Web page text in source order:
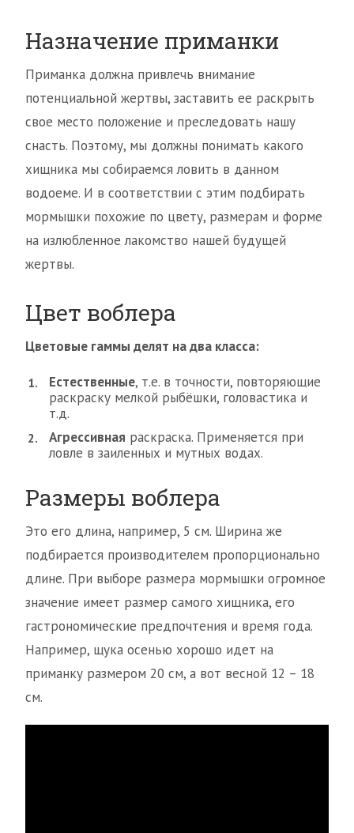
Назначение приманки
Приманка должна привлечь внимание
потенциальной жертвы, заставить ее раскрыть
свое место положение и преследовать нашу
снасть. Поэтому, мы должны понимать какого
хищника мы собираемся ловить в данном
водоеме. И в соответствии с этим подбирать
мормышки похожие по цвету, размерам и форме
на излюбленное лакомство нашей будущей
жертвы.
Цвет воблера
Цветовые гаммы делят на два класса:
Естественные, т.е. в точности, повторяющие
раскраску мелкой рыбёшки, головастика и
т.д.
Агрессивная раскраска. Применяется при
ловле в заиленных и мутных водах.
Размеры воблера
Это его длина, например, 5 см. Ширина же
подбирается производителем пропорционально
длине. При выборе размера мормышки огромное
значение имеет размер самого хищника, его
гастрономические предпочтения и время года.
Например, щука осенью хорошо идет на
приманку размером 20 см, а вот весной 12 – 18
см.